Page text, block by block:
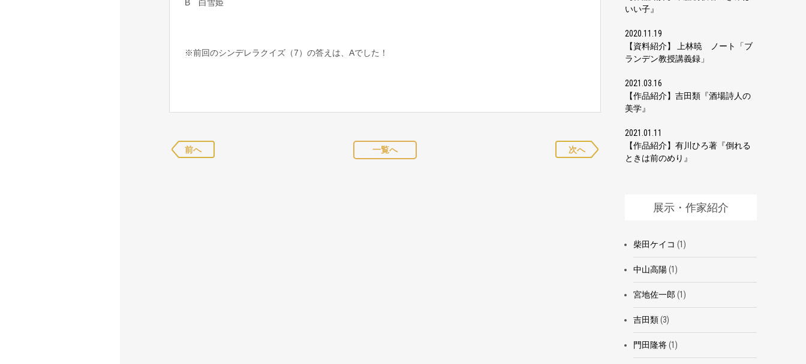
B 白雪姫
※前回のシンデレラクイズ（7）の答えは、Aでした！
前へ 一覧へ 次へ
いい子』
2020.11.19
【資料紹介】 上林暁 ノート「ブ
ランデン教授講義録」
2021.03.16
【作品紹介】吉田類『酒場詩人の
美学』
2021.01.11
【作品紹介】有川ひろ著『倒れる
ときは前のめり』
展示・作家紹介
柴田ケイコ (1)
中山高陽(1)
宮地佐一郎 (1)
吉田類(3)
門田隆将(1)